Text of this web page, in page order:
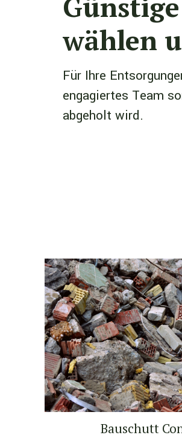
wählen
Für Ihre
engagiertes Team
abgeholt wird.
Bauschutt